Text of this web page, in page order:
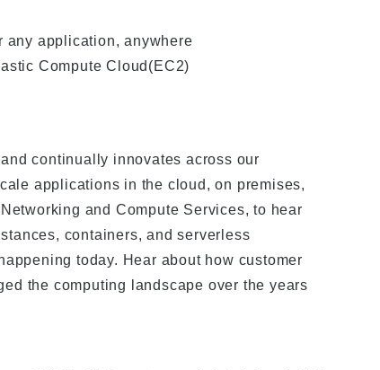
any application, anywhere
Compute Cloud(EC2)
continually innovates across our
applications in the cloud, on premises,
and Compute Services, to hear
containers, and serverless
today. Hear about how customer
the computing landscape over the years